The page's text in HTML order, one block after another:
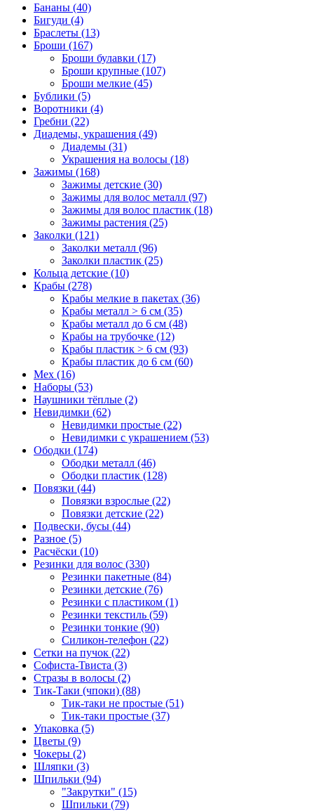
Бананы (40)
Бигуди (4)
Браслеты (13)
Броши (167)
Броши булавки (17)
Броши крупные (107)
Броши мелкие (45)
Бублики (5)
Воротники (4)
Гребни (22)
Диадемы, украшения (49)
Диадемы (31)
Украшения на волосы (18)
Зажимы (168)
Зажимы детские (30)
Зажимы для волос металл (97)
Зажимы для волос пластик (18)
Зажимы растения (25)
Заколки (121)
Заколки металл (96)
Заколки пластик (25)
Кольца детские (10)
Крабы (278)
Крабы мелкие в пакетах (36)
Крабы металл > 6 см (35)
Крабы металл до 6 см (48)
Крабы на трубочке (12)
Крабы пластик > 6 см (93)
Крабы пластик до 6 см (60)
Мех (16)
Наборы (53)
Наушники тёплые (2)
Невидимки (62)
Невидимки простые (22)
Невидимки с украшением (53)
Ободки (174)
Ободки металл (46)
Ободки пластик (128)
Повязки (44)
Повязки взрослые (22)
Повязки детские (22)
Подвески, бусы (44)
Разное (5)
Расчёски (10)
Резинки для волос (330)
Резинки пакетные (84)
Резинки детские (76)
Резинки с пластиком (1)
Резинки текстиль (59)
Резинки тонкие (90)
Силикон-телефон (22)
Сетки на пучок (22)
Софиста-Твиста (3)
Стразы в волосы (2)
Тик-Таки (чпоки) (88)
Тик-таки не простые (51)
Тик-таки простые (37)
Упаковка (5)
Цветы (9)
Чокеры (2)
Шляпки (3)
Шпильки (94)
"Закрутки" (15)
Шпильки (79)